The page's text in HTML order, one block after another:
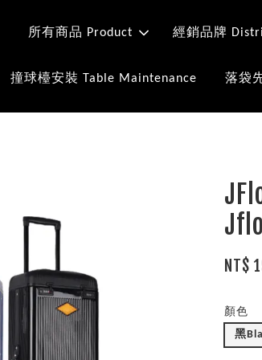
所有商品 Product 經銷品牌
撞球檯安裝 Table Maintenance 落袋
NT$
顏色
黑